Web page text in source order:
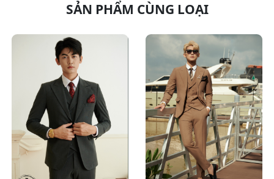
SẢN PHẨM CÙNG LOẠI